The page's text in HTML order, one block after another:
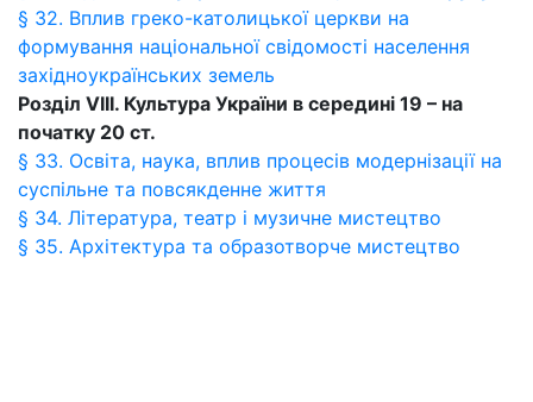
§ 32. Вплив греко-католицької церкви на
формування національної свідомості населення
західноукраїнських земель
Розділ VIІI. Культура України в середині 19 – на
початку 20 ст.
§ 33. Освіта, наука, вплив процесів модернізації на
суспільне та повсякденне життя
§ 34. Література, театр і музичне мистецтво
§ 35. Архітектура та образотворче мистецтво